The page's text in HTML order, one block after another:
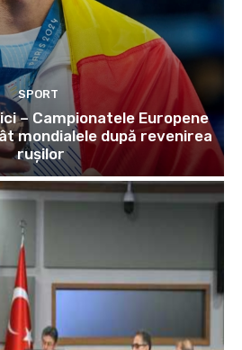
SPORT
– Campionatele Europene
mondialele după revenirea
rușilor